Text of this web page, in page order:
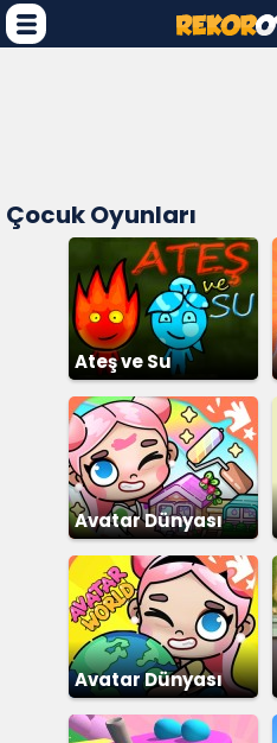
Çocuk Oyunları
Ateş ve Su
Avatar Dünyası
Şehir Hayatı
Avatar Dünyası